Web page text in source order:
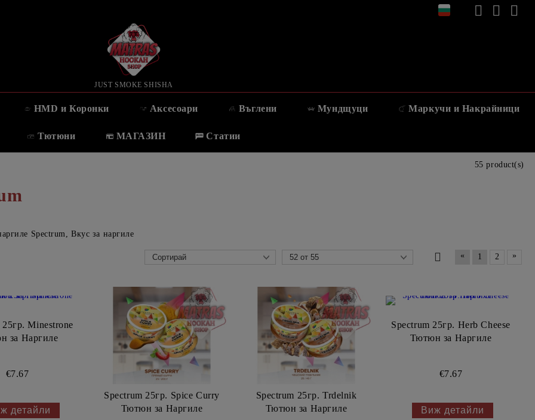
JUST SMOKE SHISHA
HMD и Коронки Аксесоари Въглени Мундщуци Маркучи и Накрайници
Тютюни МАГАЗИН Статии
Spectrum, Вкус за наргиле
55 product(s)
« 1 2 »
25гр. Minestrone
за Наргиле
€7.67
детайли
Spectrum 25гр. Spice Curry
Тютюн за Наргиле
Spectrum 25гр. Trdelnik
Тютюн за Наргиле
Spectrum 25гр. Herb Cheese
Тютюн за Наргиле
€7.67
Виж детайли